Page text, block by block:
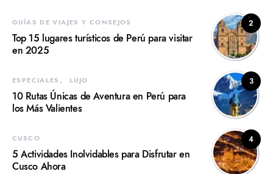
2
GUÍAS DE VIAJES Y CONSEJOS
Top 15 lugares turísticos de Perú para visitar
en 2025
3
ESPECIALES LUJO
10 Rutas Únicas de Aventura en Perú para
los Más Valientes
4
CUSCO
5 Actividades Inolvidables para Disfrutar en
Cusco Ahora